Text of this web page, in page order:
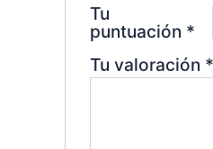
Tu
puntuación *
Tu valoración *